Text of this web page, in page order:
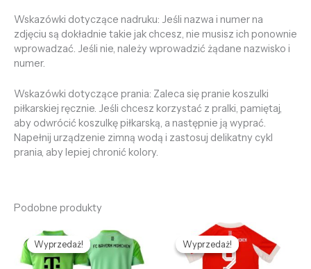
Wskazówki dotyczące nadruku: Jeśli nazwa i numer na
zdjęciu są dokładnie takie jak chcesz, nie musisz ich ponownie
wprowadzać. Jeśli nie, należy wprowadzić żądane nazwisko i
numer.
Wskazówki dotyczące prania: Zaleca się pranie koszulki
piłkarskiej ręcznie. Jeśli chcesz korzystać z pralki, pamiętaj,
aby odwrócić koszulkę piłkarską, a następnie ją wyprać.
Napełnij urządzenie zimną wodą i zastosuj delikatny cykl
prania, aby lepiej chronić kolory.
Podobne produkty
Wyprzedaż!
Wyprzedaż!
Pierwotna
cena
wynosiła:
468,68 zł.
Aktualna
cena
wynosi:
128,69 zł.
Wyprzedaż!
Wyprzedaż!
Pierwotna
cena
wynosiła:
468,68 zł.
Aktualna
cena
wynosi:
128,69 zł.